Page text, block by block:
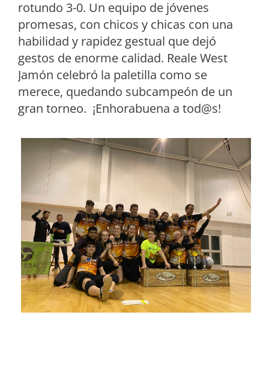
rotundo 3-0. Un equipo de jóvenes
promesas, con chicos y chicas con una
habilidad y rapidez gestual que dejó
gestos de enorme calidad. Reale West
Jamón celebró la paletilla como se
merece, quedando subcampeón de un
gran torneo. ¡Enhorabuena a tod@s!